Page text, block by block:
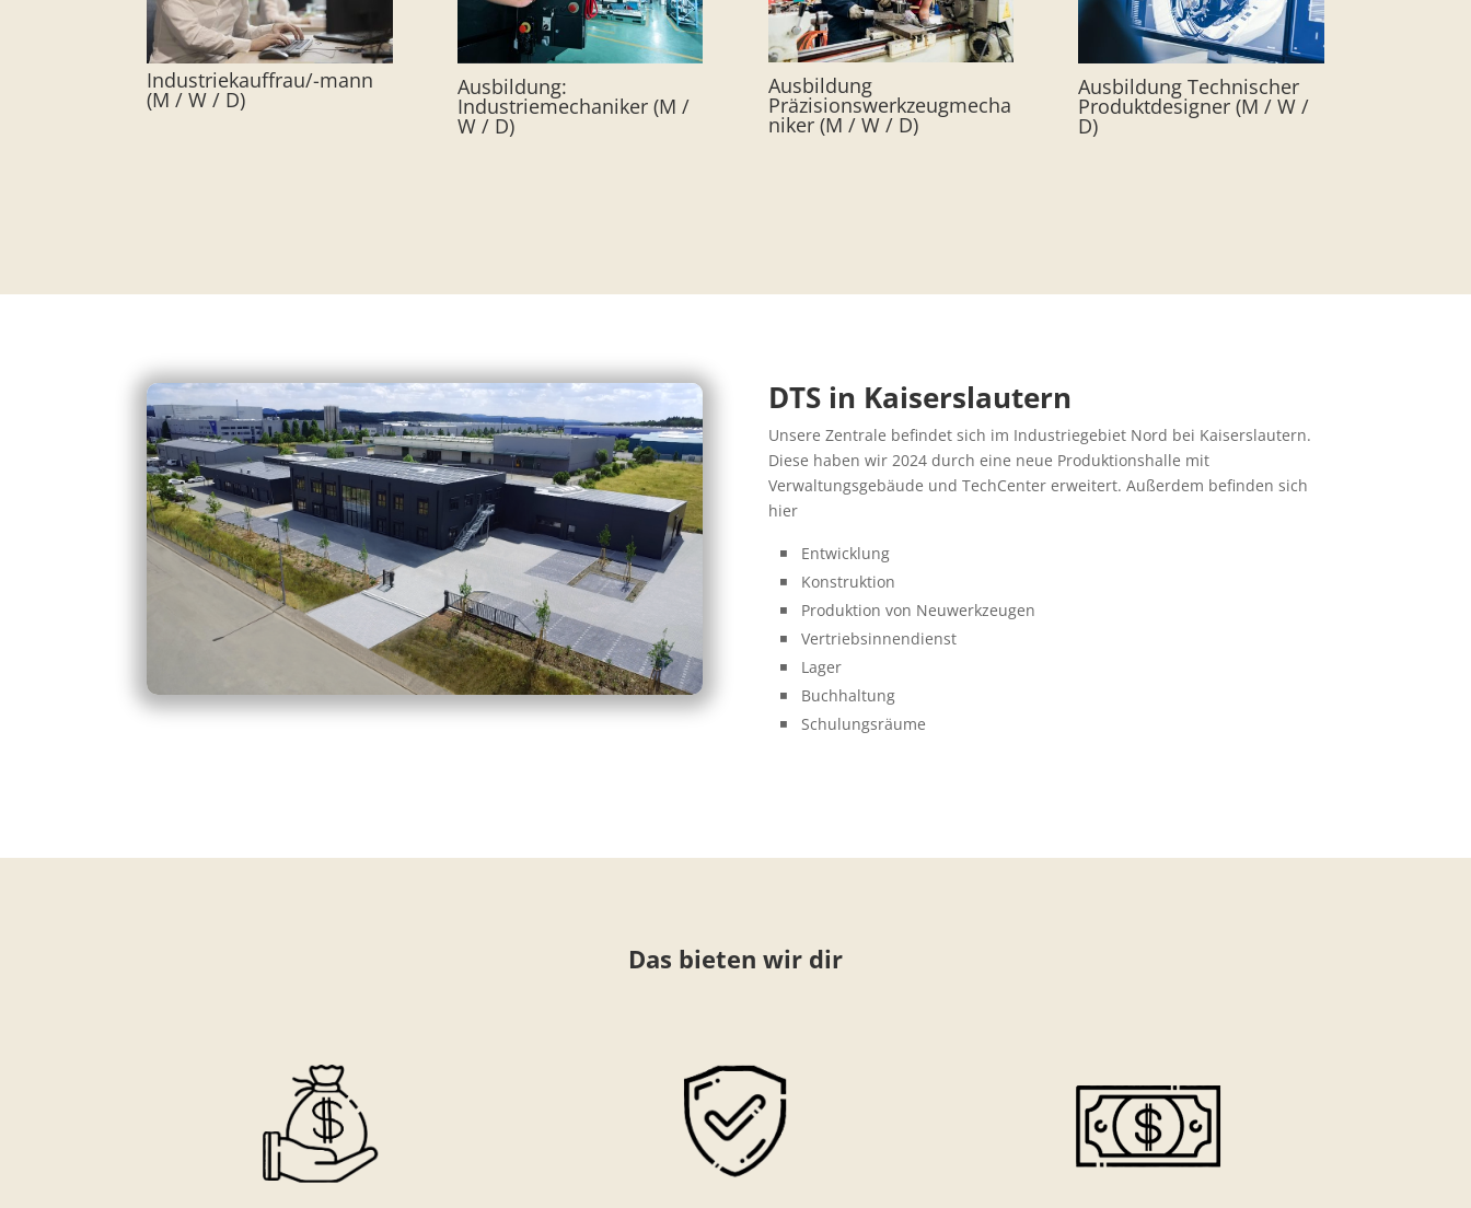
Industriekauffrau/-mann
(M / W / D) Ausbildung:
Industriemechaniker (M /
W / D)
Ausbildung
Präzisionswerkzeugmecha
niker (M / W / D)
Ausbildung Technischer
Produktdesigner (M / W /
D)
DTS in Kaiserslautern
Unsere Zentrale befindet sich im Industriegebiet Nord bei Kaiserslautern.
Diese haben wir 2024 durch eine neue Produktionshalle mit
Verwaltungsgebäude und TechCenter erweitert. Außerdem befinden sich
hier
Entwicklung
Konstruktion
Produktion von Neuwerkzeugen
Vertriebsinnendienst
Lager
Buchhaltung
Schulungsräume
Das bieten wir dir